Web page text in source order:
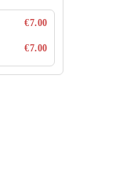
€7.00
€7.00